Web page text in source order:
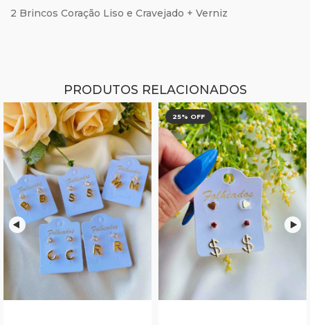
2 Brincos Coração Liso e Cravejado + Verniz
PRODUTOS RELACIONADOS
25% OFF